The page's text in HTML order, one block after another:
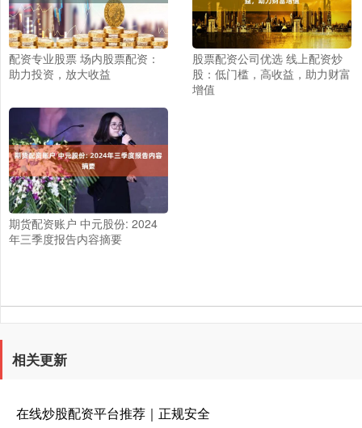
配资专业股票 场内股票配资：
助力投资，放大收益
股票配资公司优选 线上配资炒
股：低门槛，高收益，助力财富
增值
期货配资账户 中元股份: 2024
年三季度报告内容摘要
相关更新
在线炒股配资平台推荐｜正规安全